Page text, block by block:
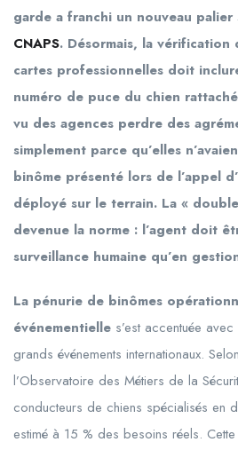
garde a franchi un nouveau palier
CNAPS. Désormais, la
cartes professionnelles doit
numéro de puce du chien
vu des agences perdre des
simplement parce qu’elles
binôme présenté lors de l’appel
déployé sur le terrain. La «
devenue la norme : l’agent doit
surveillance humaine qu’en
La pénurie de binômes
événementielle s’est accentuée
grands événements internationaux.
l’Observatoire des Métiers de la
conducteurs de chiens spécialisés en
estimé à 15 % des besoins réels.